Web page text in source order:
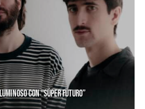
CON “SÚPER FUTURO”